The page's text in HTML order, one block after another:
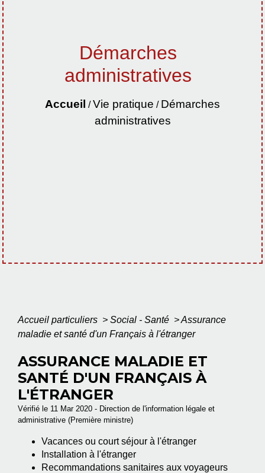
Démarches
administratives
Accueil /Vie pratique / Démarches
administratives
Accueil particuliers > Social - Santé >Assurance
maladie et santé d'un Français à l'étranger
ASSURANCE MALADIE ET
SANTÉ D'UN FRANÇAIS À
L'ÉTRANGER
Vérifié le 11 Mar 2020 - Direction de l'information légale et
administrative (Première ministre)
Vacances ou court séjour à l'étranger
Installation à l'étranger
Recommandations sanitaires aux voyageurs